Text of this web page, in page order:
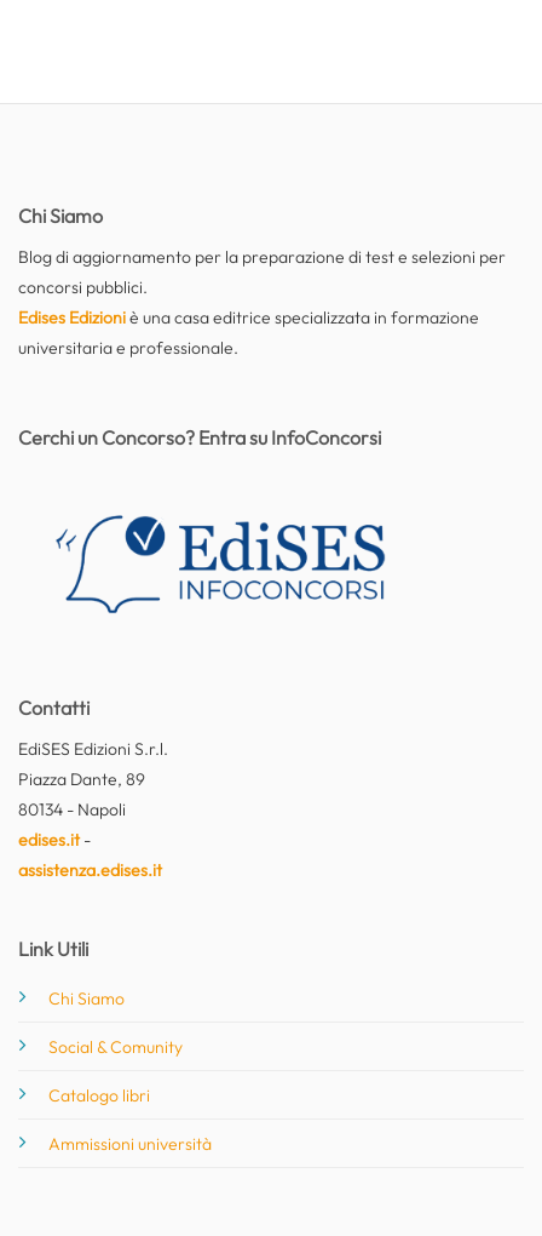
Chi Siamo
Blog di aggiornamento per la preparazione di test e selezioni per
concorsi pubblici.
Edises Edizioniè una casa editrice specializzata in formazione
universitaria e professionale.
Contatti
EdiSES Edizioni S.r.l.
Piazza Dante, 89
80134 - Napoli
edises.it-
assistenza.edises.it
Link Utili
Chi Siamo
Social & Comunity
Catalogo libri
Ammissioni università
Cerchi un Concorso? Entra su InfoConcorsi